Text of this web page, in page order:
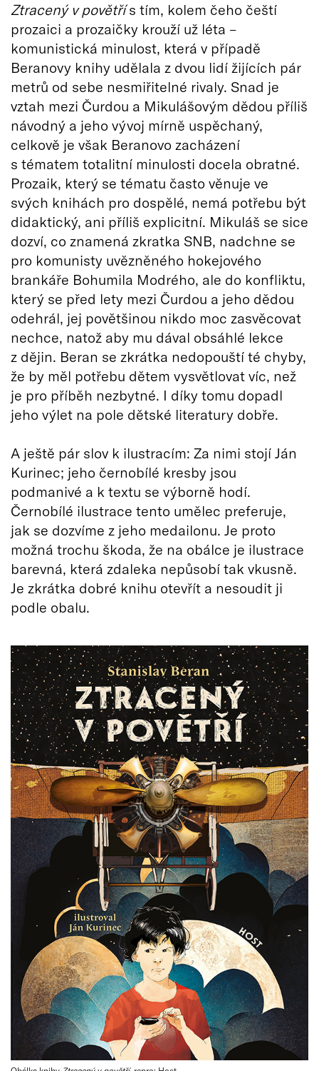
Ztracený v povětřís tím, kolem čeho čeští
prozaici a prozaičky krouží už léta –
komunistická minulost, která v případě
Beranovy knihy udělala z dvou lidí žijících pár
metrů od sebe nesmiřitelné rivaly. Snad je
vztah mezi Čurdou a Mikulášovým dědou příliš
návodný a jeho vývoj mírně uspěchaný,
celkově je však Beranovo zacházení
s tématem totalitní minulosti docela obratné.
Prozaik, který se tématu často věnuje ve
svých knihách pro dospělé, nemá potřebu být
didaktický, ani příliš explicitní. Mikuláš se sice
dozví, co znamená zkratka SNB, nadchne se
pro komunisty uvězněného hokejového
brankáře Bohumila Modrého, ale do konfliktu,
který se před lety mezi Čurdou a jeho dědou
odehrál, jej povětšinou nikdo moc zasvěcovat
nechce, natož aby mu dával obsáhlé lekce
z dějin. Beran se zkrátka nedopouští té chyby,
že by měl potřebu dětem vysvětlovat víc, než
je pro příběh nezbytné. I díky tomu dopadl
jeho výlet na pole dětské literatury dobře.
A ještě pár slov k ilustracím: Za nimi stojí Ján
Kurinec; jeho černobílé kresby jsou
podmanivé a k textu se výborně hodí.
Černobílé ilustrace tento umělec preferuje,
jak se dozvíme z jeho medailonu. Je proto
možná trochu škoda, že na obálce je ilustrace
barevná, která zdaleka nepůsobí tak vkusně.
Je zkrátka dobré knihu otevřít a nesoudit ji
podle obalu.